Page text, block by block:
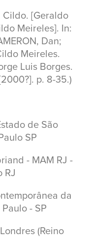
Cildo. [Geraldo
Meireles]. In:
Dan;
Meireles.
Luis Borges.
p. 8-35.)
de São
SP
- MAM RJ -
RJ
da
- SP
(Reino